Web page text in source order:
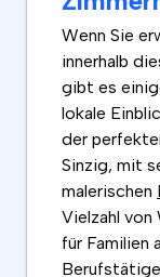
Wenn Sie
innerhalb
gibt es
lokale
der
Sinzig, mit
malerischen
Vielzahl
für Familien